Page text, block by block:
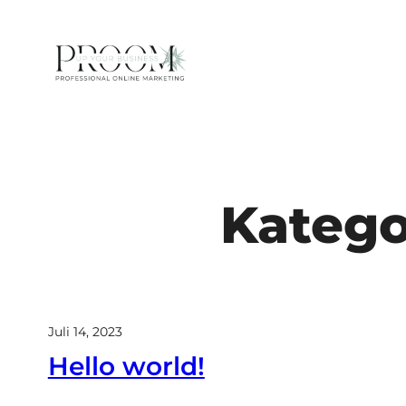
springen
Juli 14, 2023
Hello world!